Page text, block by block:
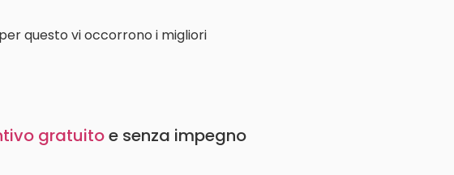
questo vi occorrono i migliori
gratuitoe senza impegno